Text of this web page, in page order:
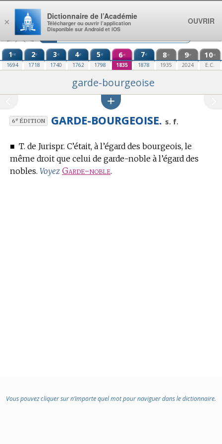
Aller au contenu
1re
1694
2e
1718
3e
1740
4e
1762
5e
1798
6e
1835
7e
1878
8e
1935
9e
2024
10e
E.C.
garde-bourgeoise
6eÉDITION GARDE-BOURGEOISE. s. f.
■ T. de Jurispr. C’était, à l’égard des bourgeois, le
même droit que celui de garde-noble à l’égard des
nobles. Voyez Garde-noble.
Vous pouvez cliquer sur n’importe quel mot pour naviguer dans le dictionnaire.
×
Dictionnaire de l’Académie
Télécharger ou ouvrir l’application
Disponible sur Android et iOS
OUVRIR